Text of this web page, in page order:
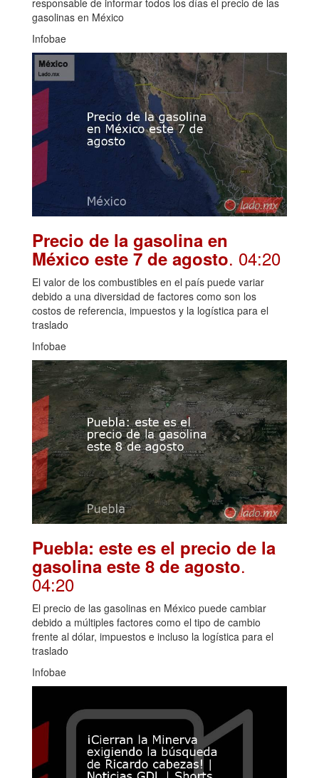
responsable de informar todos los días el precio de las
gasolinas en México
Infobae
Precio de la gasolina en
México este 7 de agosto. 04:20
El valor de los combustibles en el país puede variar
debido a una diversidad de factores como son los
costos de referencia, impuestos y la logística para el
traslado
Infobae
Puebla: este es el precio de la
gasolina este 8 de agosto.
04:20
El precio de las gasolinas en México puede cambiar
debido a múltiples factores como el tipo de cambio
frente al dólar, impuestos e incluso la logística para el
traslado
Infobae